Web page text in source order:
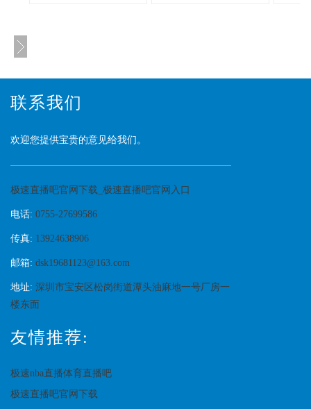
联系我们
欢迎您提供宝贵的意见给我们。
极速直播吧官网下载_极速直播吧官网入口
电话: 0755-27699586
传真: 13924638906
邮箱: dsk19681123@163.com
地址: 深圳市宝安区松岗街道潭头油麻地一号厂房一
楼东面
友情推荐:
极速nba直播体育直播吧
极速直播吧官网下载